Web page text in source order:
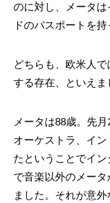
のに対し、メータ
ドのパスポートを持
どちらも、欧米人
する存在、といえま
メータは88歳。先
オーケストラ、イ
たということでイ
で音楽以外のメー
ました。それが意外